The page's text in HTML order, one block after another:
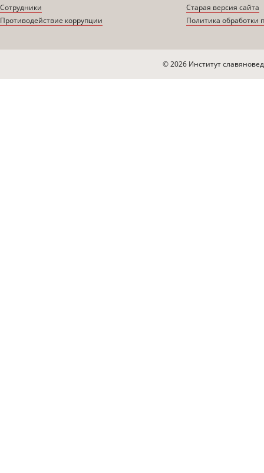
Сотрудники
Противодействие коррупции
Старая версия сайта
Политика обработки
© 2026 Институт